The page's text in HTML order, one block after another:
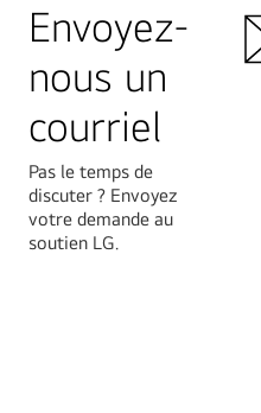
Envoyez-
nous un
courriel
Pas le temps de
discuter ? Envoyez
votre demande au
soutien LG.